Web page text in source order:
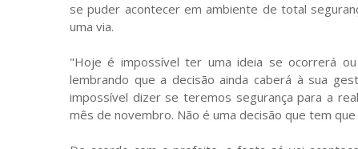
se puder acontecer em ambiente de total
uma via.
"Hoje é impossível ter uma ideia se ocorrerá
lembrando que a decisão ainda caberá à sua
impossível dizer se teremos segurança para a
mês de novembro. Não é uma decisão que tem